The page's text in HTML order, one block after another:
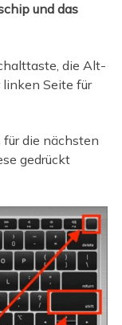
und das
die Alt-
linken Seite für
die nächsten
gedrückt